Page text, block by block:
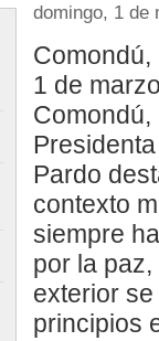
domingo, 1 de
Comondú,
1 de
Comondú,
Pardo
contexto
siempre
por la
exterior
principios